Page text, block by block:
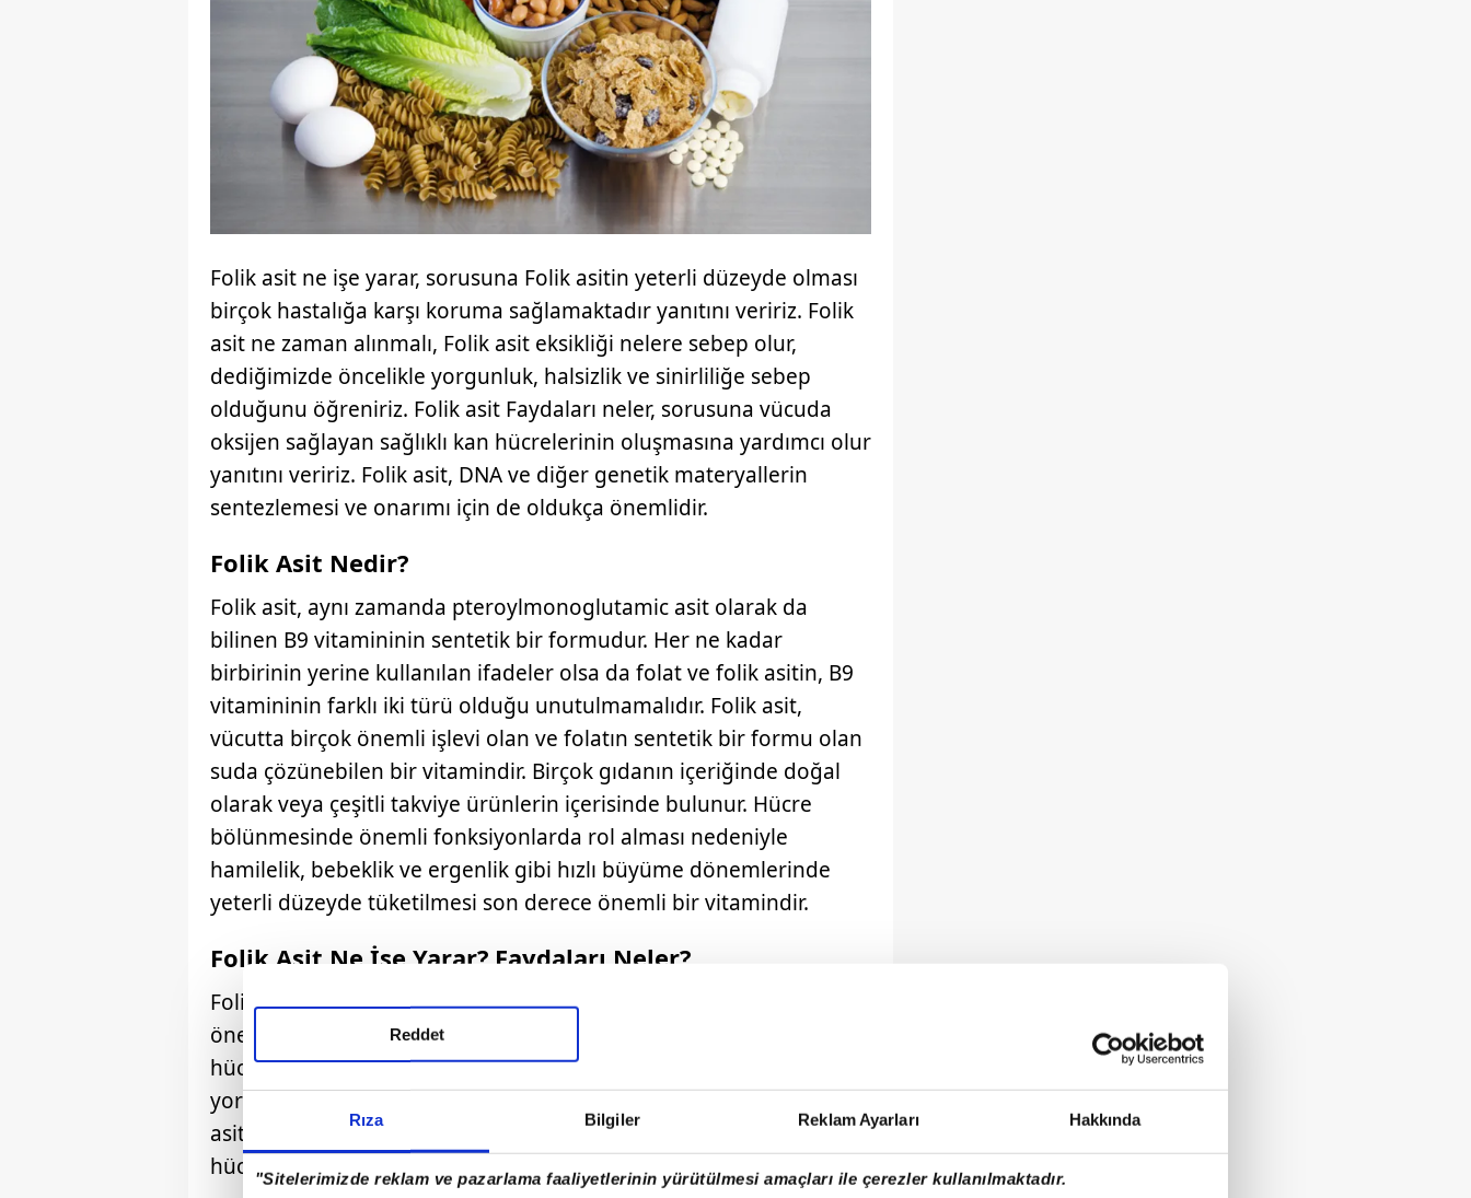
Rıza Bilgiler Reklam Ayarları Hakkında
"Sitelerimizde reklam ve pazarlama faaliyetlerinin yürütülmesi amaçları ile çerezler kullanılmaktadır.
Reddet
Folik asit ne işe yarar, sorusuna Folik asitin yeterli düzeyde olması
birçok hastalığa karşı koruma sağlamaktadır yanıtını veririz. Folik
asit ne zaman alınmalı, Folik asit eksikliği nelere sebep olur,
dediğimizde öncelikle yorgunluk, halsizlik ve sinirliliğe sebep
olduğunu öğreniriz. Folik asit Faydaları neler, sorusuna vücuda
oksijen sağlayan sağlıklı kan hücrelerinin oluşmasına yardımcı olur
yanıtını veririz. Folik asit, DNA ve diğer genetik materyallerin
sentezlemesi ve onarımı için de oldukça önemlidir.
Folik Asit Nedir?
Folik asit, aynı zamanda pteroylmonoglutamic asit olarak da
bilinen B9 vitamininin sentetik bir formudur. Her ne kadar
birbirinin yerine kullanılan ifadeler olsa da folat ve folik asitin, B9
vitamininin farklı iki türü olduğu unutulmamalıdır. Folik asit,
vücutta birçok önemli işlevi olan ve folatın sentetik bir formu olan
suda çözünebilen bir vitamindir. Birçok gıdanın içeriğinde doğal
olarak veya çeşitli takviye ürünlerin içerisinde bulunur. Hücre
bölünmesinde önemli fonksiyonlarda rol alması nedeniyle
hamilelik, bebeklik ve ergenlik gibi hızlı büyüme dönemlerinde
yeterli düzeyde tüketilmesi son derece önemli bir vitamindir.
Folik Asit Ne İşe Yarar? Faydaları Neler?
Folik asit vücuttaki fonksiyonların devamlılığı için son derece
önemlidir. Folik asit, vücuda oksijen sağlayan sağlıklı kan
hücrelerinin oluşmasına yardımcı olur. Folik asit eksikliği ile birlikte
yorgunluk, halsizlik ve soluk bir ten rengi meydana gelebilir. Folik
asit, DNA ve diğer genetik materyallerin sentezlemesi, onarımı ve
hücrelerin bölünmesi için de oldukça önemlidir.